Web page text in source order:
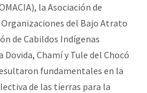
la Asociación de
del Bajo Atrato
de Cabildos Indígenas
Chamí y Tule del Chocó
fundamentales en la
de las tierras para la